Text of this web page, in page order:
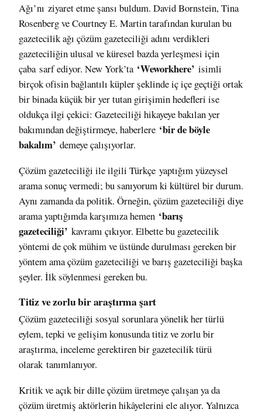
Ağı’nı ziyaret etme şansı buldum. David Bornstein, Tina
Rosenberg ve Courtney E. Martin tarafından kurulan bu
gazetecilik ağı çözüm gazeteciliği adını verdikleri
gazeteciliğin ulusal ve küresel bazda yerleşmesi için
çaba sarf ediyor. New York’ta ‘Weworkhere’ isimli
birçok ofisin bağlantılı küpler şeklinde iç içe geçtiği ortak
bir binada küçük bir yer tutan girişimin hedefleri ise
oldukça ilgi çekici: Gazeteciliği hikayeye bakılan yer
bakımından değiştirmeye, haberlere ‘bir de böyle
bakalım’ demeye çalışıyorlar.
Çözüm gazeteciliği ile ilgili Türkçe yaptığım yüzeysel
arama sonuç vermedi; bu sanıyorum ki kültürel bir durum.
Aynı zamanda da politik. Örneğin, çözüm gazeteciliği diye
arama yaptığımda karşımıza hemen ‘barış
gazeteciliği’ kavramı çıkıyor. Elbette bu gazetecilik
yöntemi de çok mühim ve üstünde durulması gereken bir
yöntem ama çözüm gazeteciliği ve barış gazeteciliği başka
şeyler. İlk söylenmesi gereken bu.
Titiz ve zorlu bir araştırma şart
Çözüm gazeteciliği sosyal sorunlara yönelik her türlü
eylem, tepki ve gelişim konusunda titiz ve zorlu bir
araştırma, inceleme gerektiren bir gazetecilik türü
olarak tanımlanıyor.
Kritik ve açık bir dille çözüm üretmeye çalışan ya da
çözüm üretmiş aktörlerin hikâyelerini ele alıyor. Yalnızca